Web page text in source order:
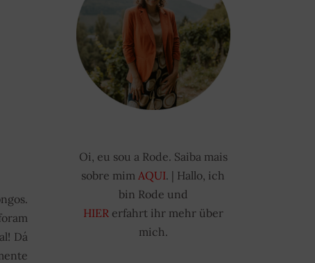
Dá
Oi, eu sou a Rode. Saiba mais
sobre mim AQUI. | Hallo, ich
bin Rode und
HIER erfahrt ihr mehr über
mich.